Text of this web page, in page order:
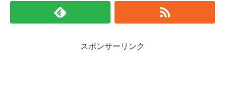
スポンサーリンク